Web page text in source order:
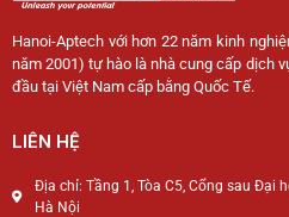
Hanoi-Aptech với hơn 22 năm kinh
năm 2001) tự hào là nhà cung cấp dịch
đầu tại Việt Nam cấp bằng Quốc Tế.
LIÊN HỆ
Địa chỉ: Tầng 1, Tòa C5, Cổng sau Đại
Hà Nội